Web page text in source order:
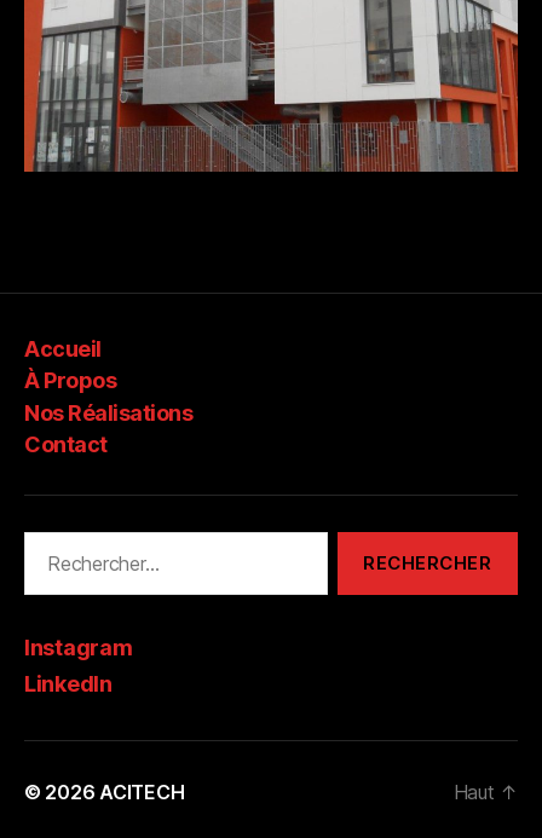
Accueil
À Propos
Nos Réalisations
Contact
Instagram
LinkedIn
© 2026ACITECH Haut ↑